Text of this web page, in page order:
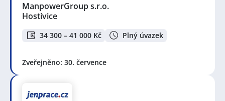
ManpowerGroup s.r.o.
Hostivice
34 300 – 41 000 Kč Plný úvazek
Zveřejněno: 30. července